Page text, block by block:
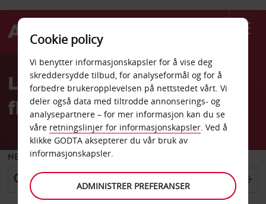
Welcome
AvisLeiebil Palmerston North
flyplass
HENT FRA
Cookie policy
Vi benytter informasjonskapsler for å vise deg
skreddersydde tilbud, for analyseformål og for å
forbedre brukeropplevelsen på nettstedet vårt. Vi
deler også data med tiltrodde annonserings- og
analysepartnere – for mer informasjon kan du se
våre retningslinjer for informasjonskapsler. Ved å
klikke GODTA aksepterer du vår bruk av
informasjonskapsler.
ADMINISTRER PREFERANSER